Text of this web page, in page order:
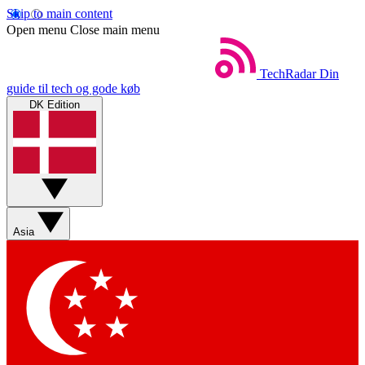
Skip to main content
Open menu Close main menu
TechRadar Din
guide til tech og gode køb
DK Edition
Asia